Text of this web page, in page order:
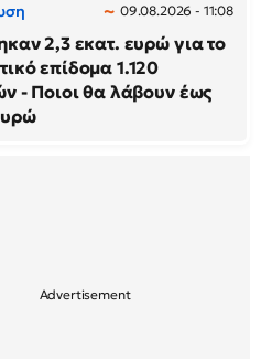
09.08.2026 - 11:08
2,3 εκατ. ευρώ για το
επίδομα 1.120
- Ποιοι θα λάβουν έως